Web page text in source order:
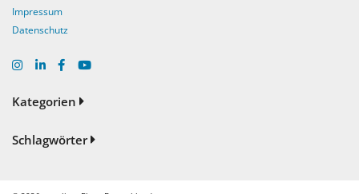
Impressum
Datenschutz
Kategorien
Schlagwörter